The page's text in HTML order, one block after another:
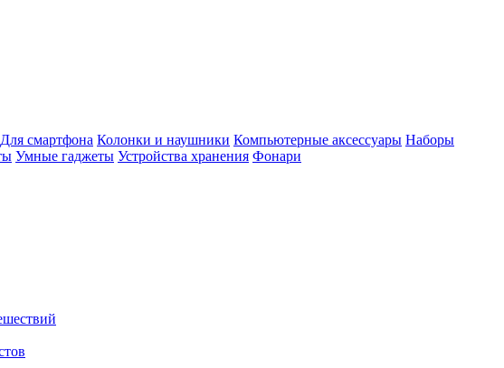
Для смартфона Колонки и наушники Компьютерные аксессуары Наборы
Умные гаджеты Устройства хранения Фонари